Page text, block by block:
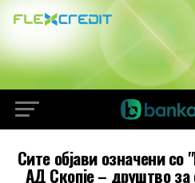
Сите објави означени со
АД Скопје – друштво